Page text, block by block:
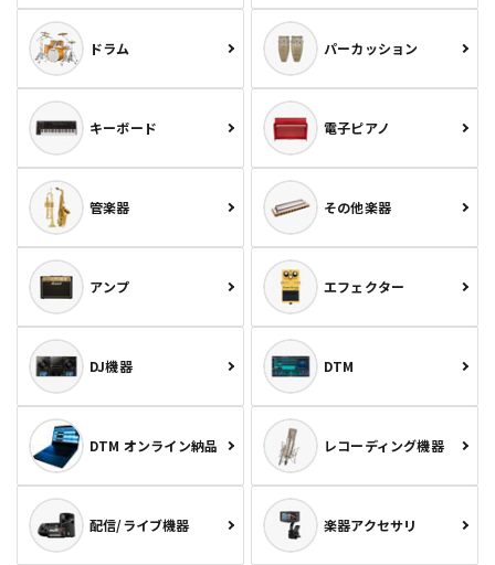
ドラム パーカッション
キーボード 電子ピアノ
管楽器 その他楽器
アンプ エフェクター
DJ機器 DTM
DTM オンライン納品 レコーディング機器
配信/ライブ機器 楽器アクセサリ